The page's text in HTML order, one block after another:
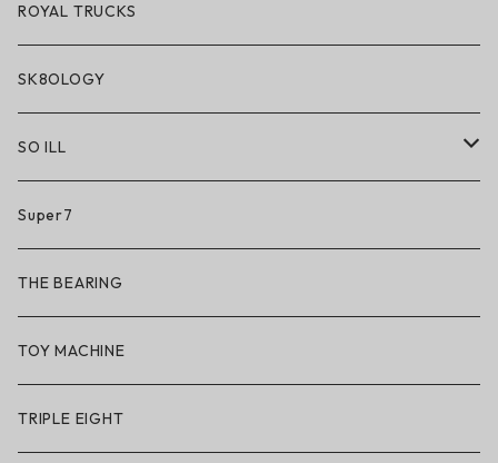
ROYAL TRUCKS
SK8OLOGY
SO ILL
So iLL
So iLL × ON THE ROAM
BN3TH × So iLL × ON THE ROAM
Super7
THE BEARING
TOY MACHINE
TRIPLE EIGHT